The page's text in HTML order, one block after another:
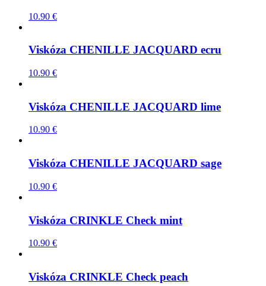
10.90 €
Viskóza CHENILLE JACQUARD ecru
10.90 €
Viskóza CHENILLE JACQUARD lime
10.90 €
Viskóza CHENILLE JACQUARD sage
10.90 €
Viskóza CRINKLE Check mint
10.90 €
Viskóza CRINKLE Check peach